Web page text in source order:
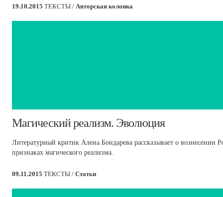
19.10.2015 ТЕКСТЫ / Авторская колонка
Магический реализм. Эволюция
Литературный критик Алена Бондарева рассказывает о вознесении
признаках магического реализма.
09.11.2015 ТЕКСТЫ / Статьи